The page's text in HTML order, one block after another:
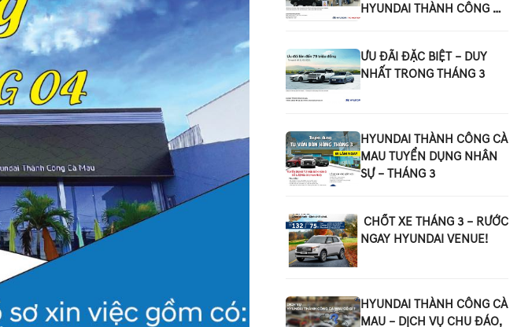
HYUNDAI THÀNH CÔNG CÀ
ƯU ĐÃI ĐẶC BIỆT – DUY
NHẤT TRONG THÁNG 3
HYUNDAI THÀNH CÔNG CÀ
MAU TUYỂN DỤNG NHÂN
SỰ – THÁNG 3
​​​​​​​ CHỐT XE THÁNG 3 – RƯỚC
NGAY HYUNDAI VENUE!
HYUNDAI THÀNH CÔNG CÀ
MAU – DỊCH VỤ CHU ĐÁO,